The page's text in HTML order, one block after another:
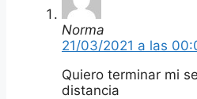
Norma
21/03/2021 a las
Quiero terminar mi
distancia